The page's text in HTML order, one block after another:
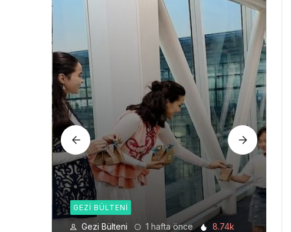
GEZI BÜLTENI
Gezi Bülteni 4 hafta önce 6.2k